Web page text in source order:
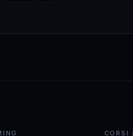
CORSI